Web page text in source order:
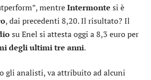
mentreIntermonte si è
, dai precedenti 8,20. Il risultato? Il
su Enel si attesta oggi a 8,3 euro per
degli ultimi tre anni.
gli analisti, va attribuito ad alcuni